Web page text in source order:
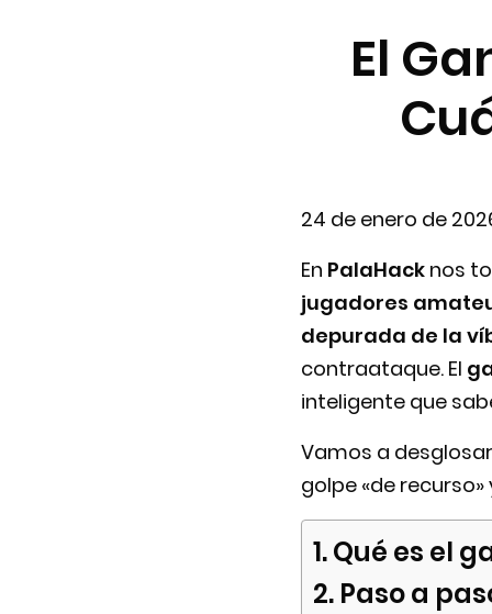
El
24 de enero de
En PalaHack nos
jugadores
depurada de la
contraataque. El
inteligente que
Vamos a
golpe «de
Qué es el
Paso a